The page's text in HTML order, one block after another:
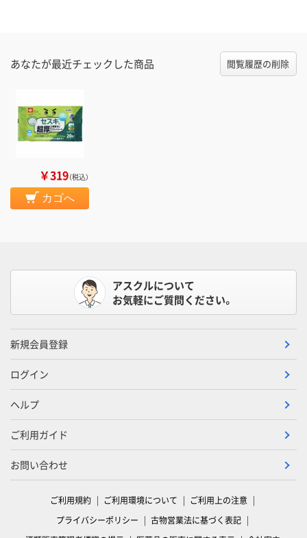
あなたが最近チェックした商品 閲覧履歴の削除
￥319（税込）
カゴへ
アスクルについて
お気軽にご質問ください。
新規会員登録
ログイン
ヘルプ
ご利用ガイド
お問い合わせ
ご利用規約 ご利用環境について
ご利用上の注意
プライバシーポリシー
古物営業法に基づく表記